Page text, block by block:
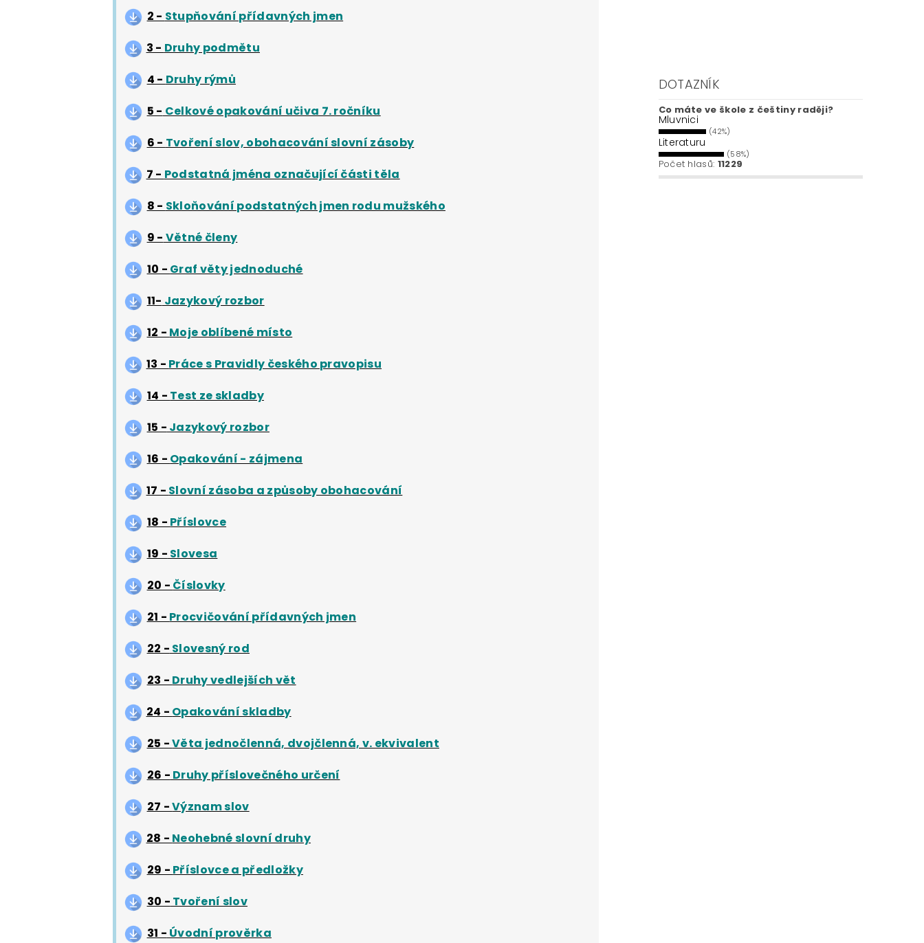
2 - Stupňování přídavných jmen
3 - Druhy podmětu
4 - Druhy rýmů
5 - Celkové opakování učiva 7. ročníku
6 - Tvoření slov, obohacování slovní zásoby
7 - Podstatná jména označující části těla
8 - Skloňování podstatných jmen rodu mužského
9 - Větné členy
10 - Graf věty jednoduché
11- Jazykový rozbor
12 - Moje oblíbené místo
13 - Práce s Pravidly českého pravopisu
14 - Test ze skladby
15 - Jazykový rozbor
16 - Opakování - zájmena
17 - Slovní zásoba a způsoby obohacování
18 - Příslovce
19 - Slovesa
20 - Číslovky
21 - Procvičování přídavných jmen
22 - Slovesný rod
23 - Druhy vedlejších vět
24 - Opakování skladby
25 -Věta jednočlenná, dvojčlenná, v. ekvivalent
26 - Druhy příslovečného určení
27 -Význam slov
28 - Neohebné slovní druhy
29 - Příslovce a předložky
30 - Tvoření slov
31 - Úvodní prověrka
DOTAZNÍK
Co máte ve škole z češtiny raději?
Mluvnici
(42%)
Literaturu
(58%)
Počet hlasů: 11229